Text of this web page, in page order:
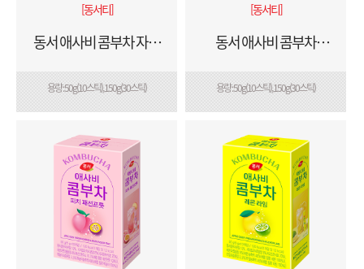
[동서티]
동서 애사비 콤부차 자몽
용량 : 50g(10스틱), 150g(30스틱)
[동서티]
동서 애사비 콤부차
용량 : 50g(10스틱), 150g(30스틱)